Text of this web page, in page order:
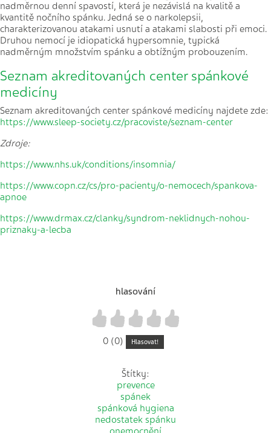
nadměrnou denní spavostí, která je nezávislá na kvalitě a
kvantitě nočního spánku. Jedná se o narkolepsii,
charakterizovanou atakami usnutí a atakami slabosti při emoci.
Druhou nemocí je idiopatická hypersomnie, typická
nadměrným množstvím spánku a obtížným probouzením.
Seznam akreditovaných center spánkové
medicíny
Seznam akreditovaných center spánkové medicíny najdete zde:
https://www.sleep-society.cz/pracoviste/seznam-center
Zdroje:
https://www.nhs.uk/conditions/insomnia/
https://www.copn.cz/cs/pro-pacienty/o-nemocech/spankova-
apnoe
https://www.drmax.cz/clanky/syndrom-neklidnych-nohou-
priznaky-a-lecba
hlasování
4
3
2
1
0 (0) Hlasovat!
Štítky:
prevence
spánek
spánková hygiena
nedostatek spánku